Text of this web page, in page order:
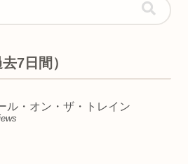
7日間）
ル・オン・ザ・トレイン